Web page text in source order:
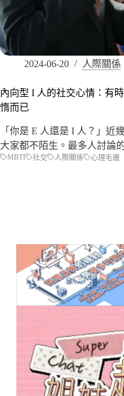
2024-06-20 人際關係
內向型 I 人的社交心情：有
惰而已
「你是 E 人還是 I 人？」近
大家都不陌生。最多人討論
MBTI 社交 人際關係 心理毛邊